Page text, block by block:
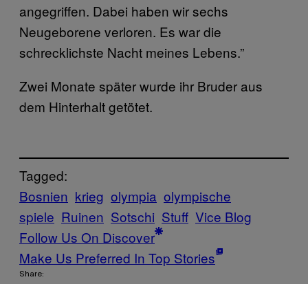
angegriffen. Dabei haben wir sechs
Neugeborene verloren. Es war die
schrecklichste Nacht meines Lebens.”
Zwei Monate später wurde ihr Bruder aus
dem Hinterhalt getötet.
Tagged:
Bosnien krieg olympia olympische
spiele Ruinen Sotschi Stuff Vice Blog
Follow Us On Discover
Make Us Preferred In Top Stories
Share: